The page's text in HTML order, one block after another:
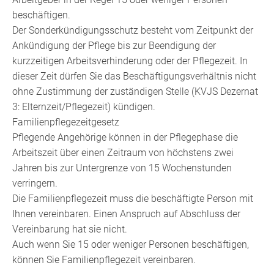
beschäftigen.
Der Sonderkündigungsschutz besteht vom Zeitpunkt der
Ankündigung der Pflege bis zur Beendigung der
kurzzeitigen Arbeitsverhinderung oder der Pflegezeit. In
dieser Zeit dürfen Sie das Beschäftigungsverhältnis nicht
ohne Zustimmung der zuständigen Stelle (KVJS Dezernat
3: Elternzeit/Pflegezeit) kündigen.
Familienpflegezeitgesetz
Pflegende Angehörige können in der Pflegephase die
Arbeitszeit über einen Zeitraum von höchstens zwei
Jahren bis zur Untergrenze von 15 Wochenstunden
verringern.
Die Familienpflegezeit muss die beschäftigte Person mit
Ihnen vereinbaren. Einen Anspruch auf Abschluss der
Vereinbarung hat sie nicht.
Auch wenn Sie 15 oder weniger Personen beschäftigen,
können Sie Familienpflegezeit vereinbaren.